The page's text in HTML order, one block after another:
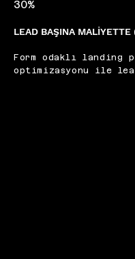
30%
LEAD BAŞINA MALİYETTE
Form odaklı landing
optimizasyonu ile